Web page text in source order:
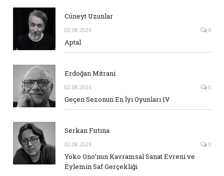
Cüneyt Uzunlar
02.08.2026 0
Aptal
Erdoğan Mitrani
02.08.2026 0
Geçen Sezonun En İyi Oyunları IV
Serkan Fırtına
02.08.2026 0
Yoko Ono’nun Kavramsal Sanat Evreni ve
Eylemin Saf Gerçekliği